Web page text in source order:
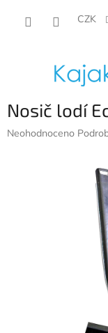
CZK
Nosič lodí
Průměrné
Neohodnoceno